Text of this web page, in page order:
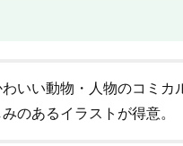
いい動物・人物のコミカ
のあるイラストが得意。